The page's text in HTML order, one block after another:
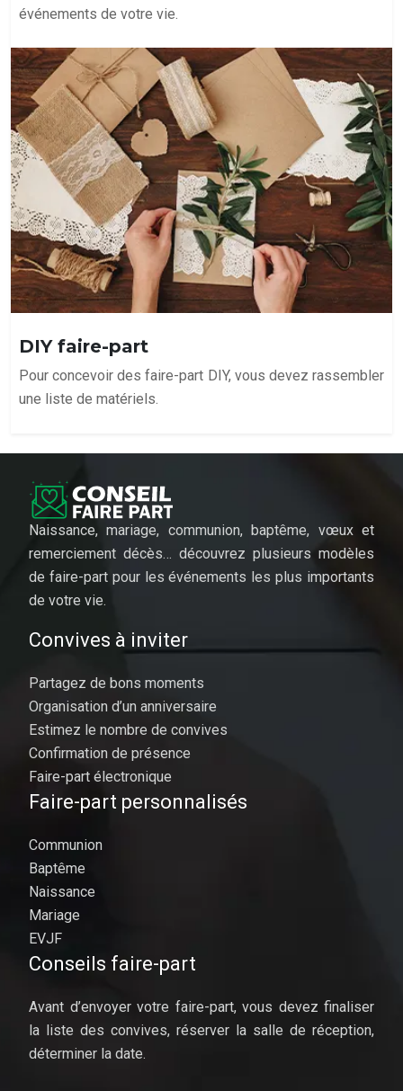
événements de votre vie.
DIY faire-part
Pour concevoir des faire-part DIY, vous devez rassembler
une liste de matériels.
Naissance, mariage, communion, baptême, vœux et
remerciement décès… découvrez plusieurs modèles
de faire-part pour les événements les plus importants
de votre vie.
Convives à inviter
Partagez de bons moments
Organisation d’un anniversaire
Estimez le nombre de convives
Confirmation de présence
Faire-part électronique
Faire-part personnalisés
Communion
Baptême
Naissance
Mariage
EVJF
Conseils faire-part
Avant d’envoyer votre faire-part, vous devez finaliser
la liste des convives, réserver la salle de réception,
déterminer la date.